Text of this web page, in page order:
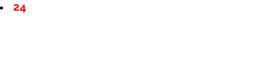
24